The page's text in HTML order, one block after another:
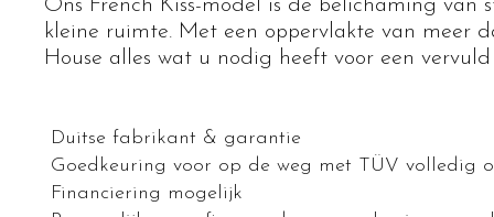
Ons French Kiss-model is de belichaming van
kleine ruimte. Met een oppervlakte van meer
House alles wat u nodig heeft voor een
Duitse fabrikant & garantie
Goedkeuring voor op de weg met TÜV volledig
Financiering mogelijk